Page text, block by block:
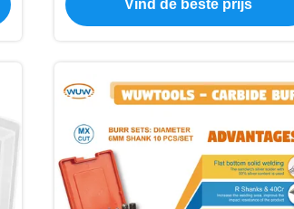
Vind de beste prijs